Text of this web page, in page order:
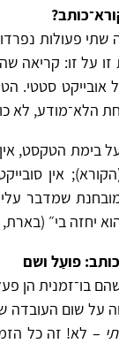
שתי פעולות
זו על זו: קריאה
אובייקט סטטי.
הלא־מודע, לא
בימת הטקסט,
אין
שמדבר
יחזה בי״ (בארת, 1973, עמ׳ 35).
פועַל ושם
בו־זמנית הן
על שום
– לא! זה כל